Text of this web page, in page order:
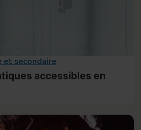
et secondaire
accessibles en